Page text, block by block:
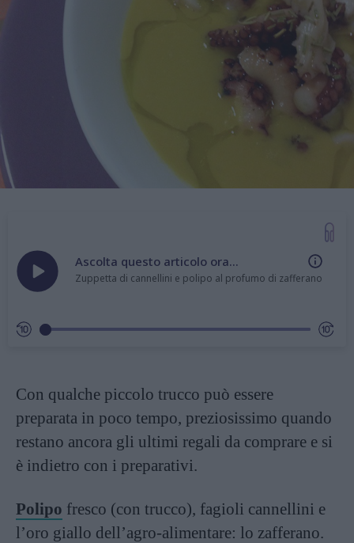
Ascolta questo articolo ora...
Zuppetta di cannellini e polipo al profumo di zafferano
Con qualche piccolo trucco può essere
preparata in poco tempo, preziosissimo quando
restano ancora gli ultimi regali da comprare e si
è indietro con i preparativi.
Polipo fresco (con trucco), fagioli cannellini e
l’oro giallo dell’agro-alimentare: lo zafferano.